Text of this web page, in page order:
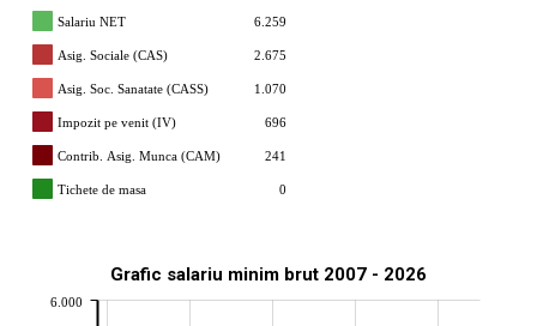
Salariu NET 6.259
Asig. Sociale (CAS) 2.675
Asig. Soc. Sanatate (CASS) 1.070
Impozit pe venit (IV) 696
Contrib. Asig. Munca (CAM) 241
Tichete de masa 0
Grafic salariu minim brut 2007 - 2026
6.000